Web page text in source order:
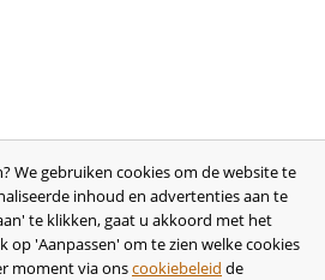
We gebruiken cookies om de website te
inhoud en advertenties aan te
te klikken, gaat u akkoord met het
op 'Aanpassen' om te zien welke cookies
moment via onscookiebeleid de